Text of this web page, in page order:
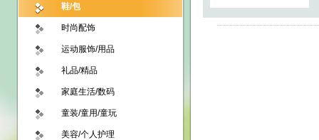
鞋/包
时尚配饰
运动服饰/用品
礼品/精品
家庭生活/数码
童装/童用/童玩
美容/个人护理